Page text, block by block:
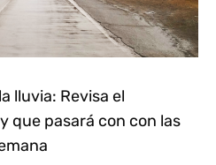
lluvia: Revisa el
que pasará con con las